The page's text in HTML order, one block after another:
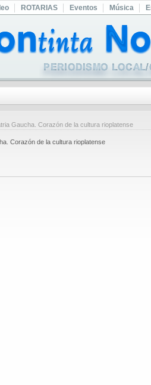
ROTARIAS Eventos Música
Gaucha. Corazón de la cultura rioplatense
Corazón de la cultura rioplatense